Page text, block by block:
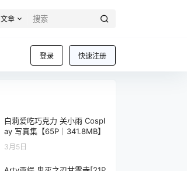
文章
登录 快速注册
白莉爱吃巧克力 关小雨 Cospl
ay 写真集【65P｜341.8MB】
3月5日